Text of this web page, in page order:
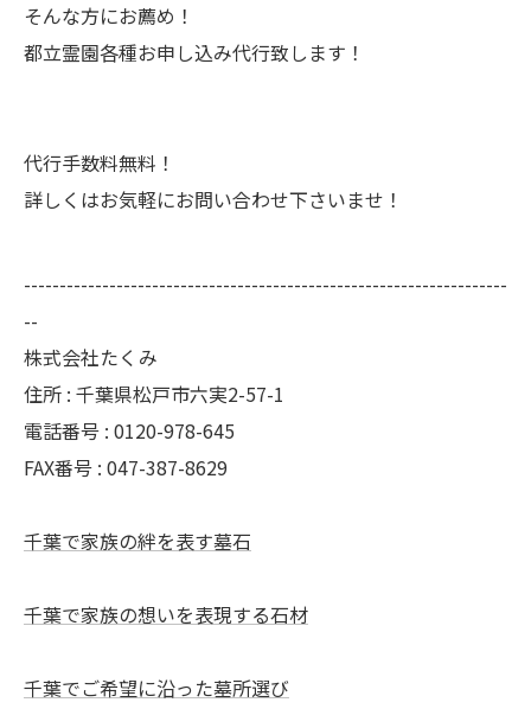
そんな方にお薦め！
都立霊園各種お申し込み代行致します！
代行手数料無料！
詳しくはお気軽にお問い合わせ下さいませ！
--------------------------------------------------------------------
--
株式会社たくみ
住所 : 千葉県松戸市六実2-57-1
電話番号 : 0120-978-645
FAX番号 : 047-387-8629
千葉で家族の絆を表す墓石
千葉で家族の想いを表現する石材
千葉でご希望に沿った墓所選び